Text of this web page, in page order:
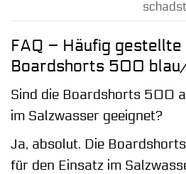
FAQ – Häufig gestellte
Boardshorts 500
Sind die Boardshorts 500
im Salzwasser geeignet?
Ja, absolut. Die
für den Einsatz im